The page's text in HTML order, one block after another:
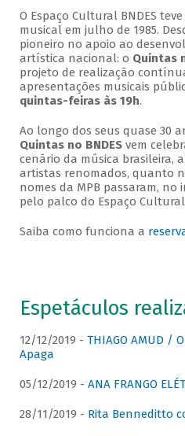
O Espaço Cultural BNDES
musical em julho de 1985.
pioneiro no apoio ao
artística nacional: o Quintas
projeto de realização
apresentações musicais
quintas-feiras às 19h.
Ao longo dos seus quase 30
Quintas no BNDESvem
cenário da música brasileira,
artistas renomados, quanto
nomes da MPB passaram, no
pelo palco do Espaço Cultural
Saiba como funciona a
Espetáculos
12/12/2019 - THIAGO AMUD /
Apaga
05/12/2019 - ANA FRANGO
28/11/2019 - Rita Benneditto